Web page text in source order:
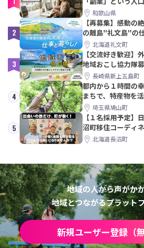
和歌山県
2
【再募集】感動の
の離島"礼文島"の
北海道礼文町
3
【交流好き歓迎】
地域おこし協力隊
島町長崎県新上五島町
4
都内から１時間の
まちで、特産物を
PRメンバー募集！
埼玉県鳩山町
5
【１名採用予定】
沼町移住コーディ
す！北海道長沼町
地域の人から声がか
地域とつながるプラット
新規ユーザー登録（無